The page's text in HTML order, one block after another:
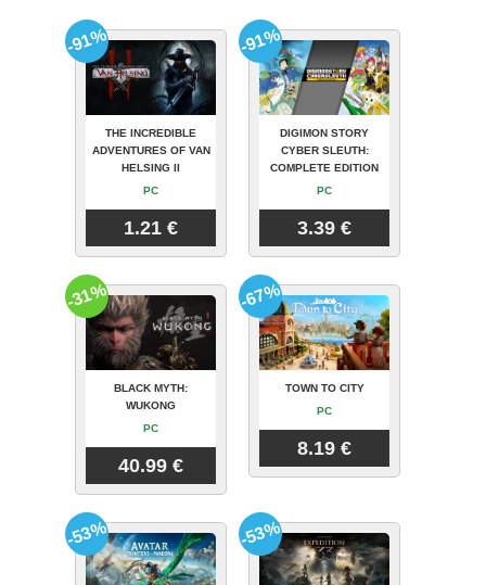
THE INCREDIBLE
ADVENTURES OF VAN
HELSING II
PC
1.21 €
-91%
DIGIMON STORY
CYBER SLEUTH:
COMPLETE EDITION
PC
3.39 €
-91%
BLACK MYTH:
WUKONG
PC
40.99 €
-31%
TOWN TO CITY
PC
8.19 €
-67%
-53% -53%